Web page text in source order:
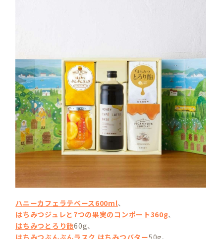
ハニーカフェラテベース600ml、
はちみつジュレと7つの果実のコンポート360g、
はちみつとろり飴60g、